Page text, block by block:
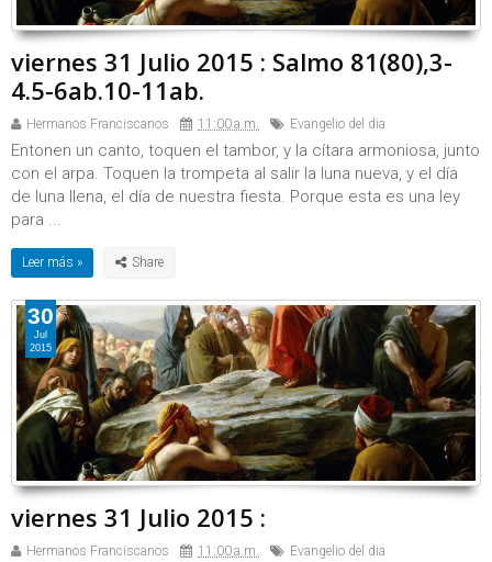
viernes 31 Julio 2015 : Salmo 81(80),3-
4.5-6ab.10-11ab.
Hermanos Franciscanos 11:00 a.m. Evangelio del dia
Entonen un canto, toquen el tambor, y la cítara armoniosa, junto
con el arpa. Toquen la trompeta al salir la luna nueva, y el día
de luna llena, el día de nuestra fiesta. Porque esta es una ley
para ...
Leer más »
viernes 31 Julio 2015 :
Hermanos Franciscanos 11:00 a.m. Evangelio del dia
30
Jul
2015